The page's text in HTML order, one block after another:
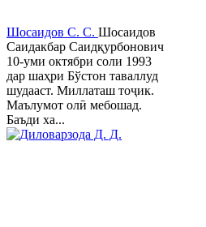
Шосаидов С. С. Шосаидов
Саидакбар Саидқурбонович
10-уми октябри соли 1993
дар шаҳри Бўстон таваллуд
шудааст. Миллаташ тоҷик.
Маълумот олӣ мебошад.
Баъди ха...